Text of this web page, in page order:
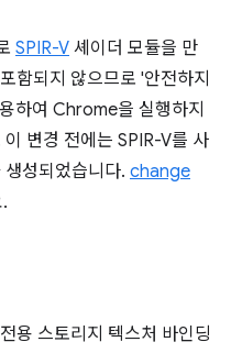
SPIR-V 셰이더 모듈을 만
함되지 않으므로 '안전하지
하여 Chrome을 실행하지
변경 전에는 SPIR-V를 사
생성되었습니다. change
용 스토리지 텍스처 바인딩